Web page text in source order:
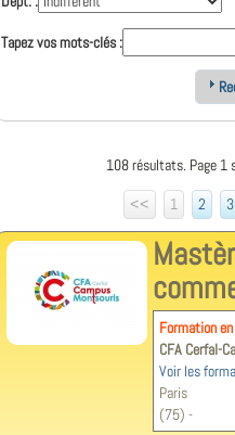
Tapez vos mots-clés :
108 résultats. Page 1
<<
1 2 3
Formation
CFA Cerfal-
Voir les
Paris
(75) -